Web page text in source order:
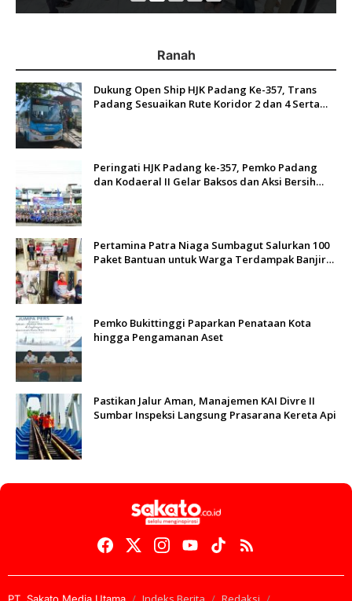
Ranah
Dukung Open Ship HJK Padang Ke-357, Trans
Padang Sesuaikan Rute Koridor 2 dan 4 Serta
Peringati HJK Padang ke-357, Pemko Padang
dan Kodaeral II Gelar Baksos dan Aksi Bersih
Pertamina Patra Niaga Sumbagut Salurkan 100
Paket Bantuan untuk Warga Terdampak Banjir
Pemko Bukittinggi Paparkan Penataan Kota
hingga Pengamanan Aset
Pastikan Jalur Aman, Manajemen KAI Divre II
Sumbar Inspeksi Langsung Prasarana Kereta Api
PT. Sakato Media Utama